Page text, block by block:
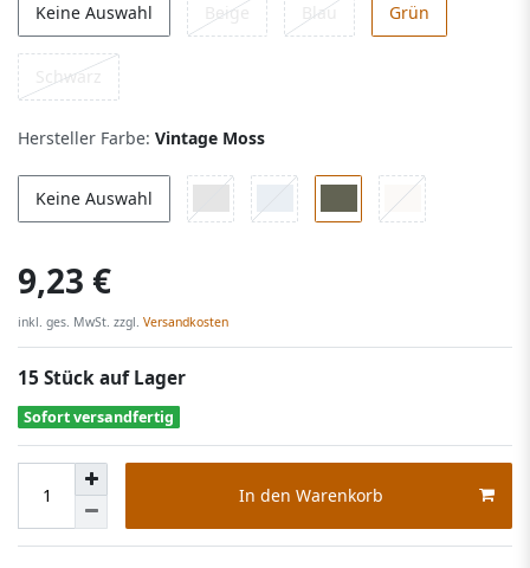
Keine Auswahl Beige Blau Grün
Schwarz
Hersteller Farbe: Vintage Moss
Keine Auswahl
9,23 €
inkl. ges. MwSt. zzgl. Versandkosten
15 Stück auf Lager
Sofort versandfertig
In den Warenkorb